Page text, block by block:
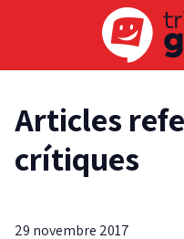
Articles
crítiques
29 novembre 2017